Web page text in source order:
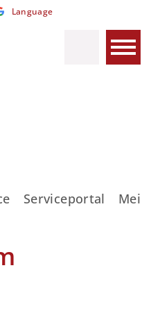
Language
Serviceportal